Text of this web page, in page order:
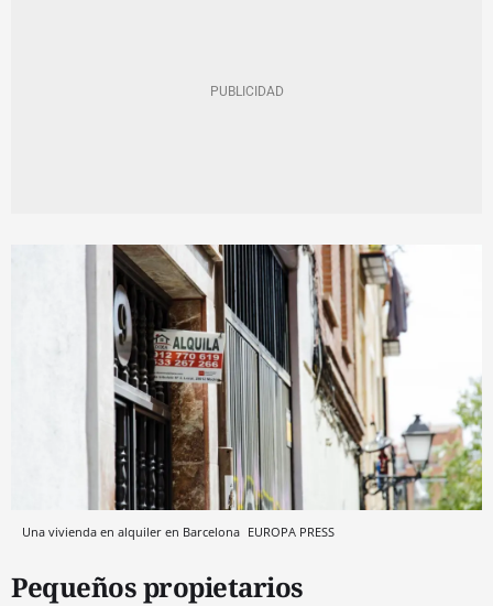
Una vivienda en alquiler en Barcelona EUROPA PRESS
Pequeños propietarios